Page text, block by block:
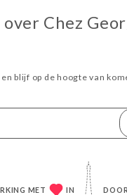
Chez
blijf op de hoogte van
MET IN